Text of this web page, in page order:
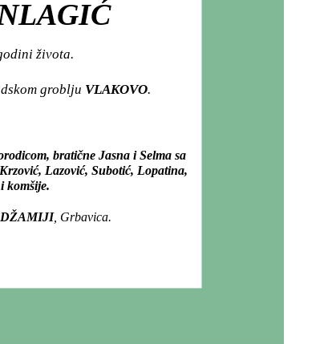
života.
groblju VLAKOVO.
bratične Jasna i Selma sa
Lazović, Subotić, Lopatina,
komšije.
, Grbavica.